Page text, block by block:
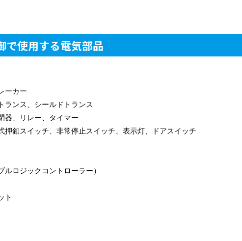
で使用する電気部品
ーカー
ランス、シールドトランス
器、リレー、タイマー
押釦スイッチ、非常停止スイッチ、表示灯、ドアスイッチ
ルロジックコントローラー）
ト